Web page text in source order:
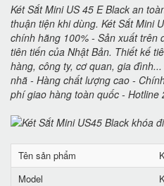
Két Sắt Mini US 45 E Black an
thuận tiện khi dùng. Két Sắt Mini
chính hãng 100% - Sản xuất trên
tiên tiến của Nhật Bản. Thiết kế
hàng, công ty, cơ quan, gia
nhã - Hàng chất lượng cao -
phí giao hàng toàn quốc - Hotline
Tên sản phẩm
Model